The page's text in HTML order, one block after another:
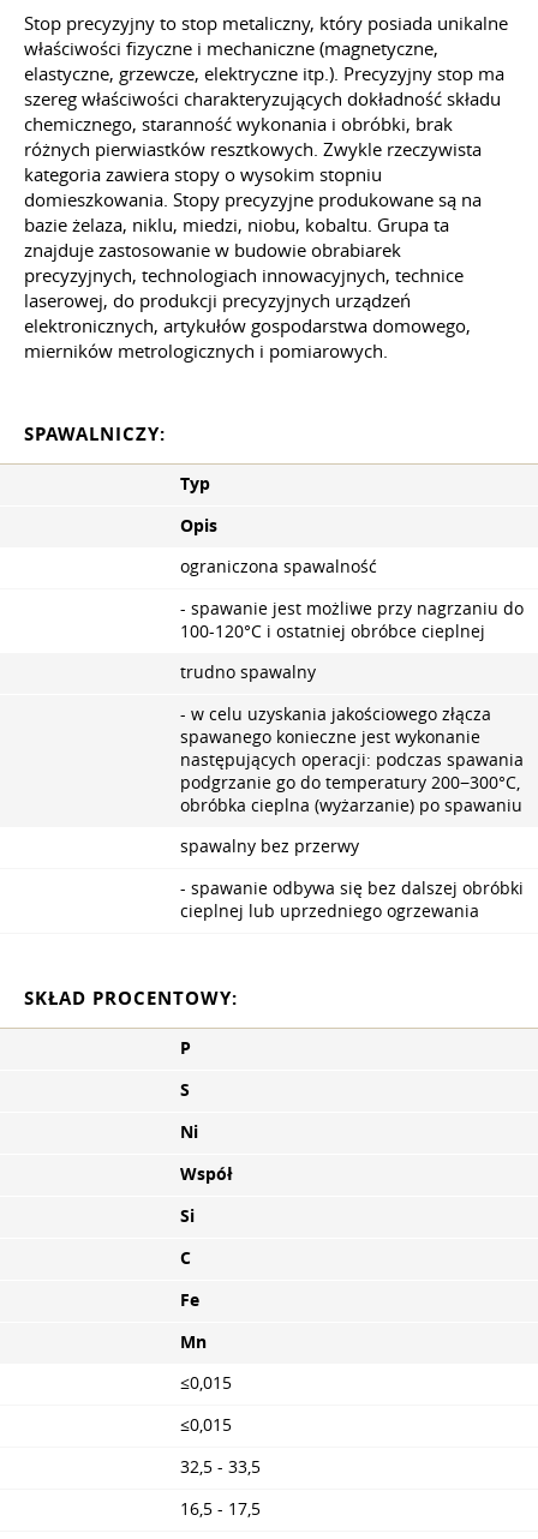
Stop precyzyjny to stop metaliczny, który posiada unikalne
właściwości fizyczne i mechaniczne (magnetyczne,
elastyczne, grzewcze, elektryczne itp.). Precyzyjny stop ma
szereg właściwości charakteryzujących dokładność składu
chemicznego, staranność wykonania i obróbki, brak
różnych pierwiastków resztkowych. Zwykle rzeczywista
kategoria zawiera stopy o wysokim stopniu
domieszkowania. Stopy precyzyjne produkowane są na
bazie żelaza, niklu, miedzi, niobu, kobaltu. Grupa ta
znajduje zastosowanie w budowie obrabiarek
precyzyjnych, technologiach innowacyjnych, technice
laserowej, do produkcji precyzyjnych urządzeń
elektronicznych, artykułów gospodarstwa domowego,
mierników metrologicznych i pomiarowych.
SPAWALNICZY:
Typ
Opis
ograniczona spawalność
- spawanie jest możliwe przy nagrzaniu do
100-120°С i ostatniej obróbce cieplnej
trudno spawalny
- w celu uzyskania jakościowego złącza
spawanego konieczne jest wykonanie
następujących operacji: podczas spawania
podgrzanie go do temperatury 200−300°C,
obróbka cieplna (wyżarzanie) po spawaniu
spawalny bez przerwy
- spawanie odbywa się bez dalszej obróbki
cieplnej lub uprzedniego ogrzewania
SKŁAD PROCENTOWY:
P
S
Ni
Współ
Si
C
Fe
Mn
≤0,015
≤0,015
32,5 - 33,5
16,5 - 17,5